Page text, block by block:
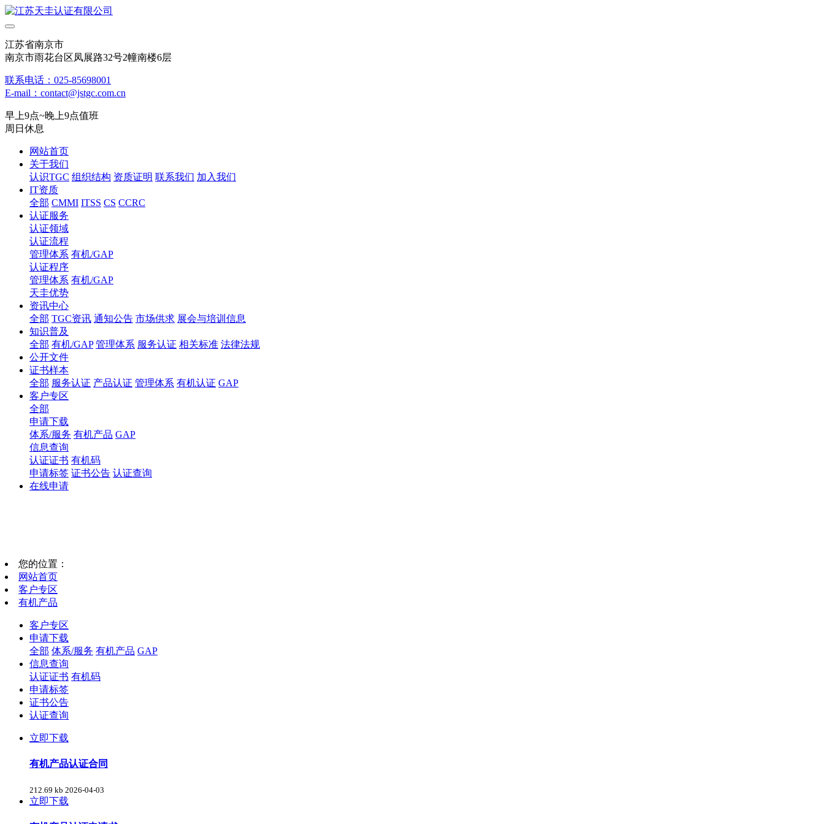
江苏省南京市
南京市雨花台区凤展路32号2幢南楼6层
联系电话：025-85698001
E-mail：contact@jstgc.com.cn
早上9点~晚上9点值班
周日休息
网站首页
关于我们
认识TGC 组织结构 资质证明 联系我们 加入我们
IT资质
全部 CMMI ITSS CS CCRC
认证服务
认证领域
认证流程
管理体系 有机/GAP
认证程序
管理体系 有机/GAP
天圭优势
资讯中心
全部 TGC资讯 通知公告 市场供求 展会与培训信息
知识普及
全部 有机/GAP 管理体系 服务认证 相关标准 法律法规
公开文件
证书样本
全部 服务认证 产品认证 管理体系 有机认证 GAP
客户专区
全部
申请下载
体系/服务 有机产品 GAP
信息查询
认证证书 有机码
申请标签 证书公告 认证查询
在线申请
您的位置：
网站首页
客户专区
有机产品
客户专区
申请下载
全部 体系/服务 有机产品 GAP
信息查询
认证证书 有机码
申请标签
证书公告
认证查询
立即下载
有机产品认证合同
212.69 kb 2026-04-03
立即下载